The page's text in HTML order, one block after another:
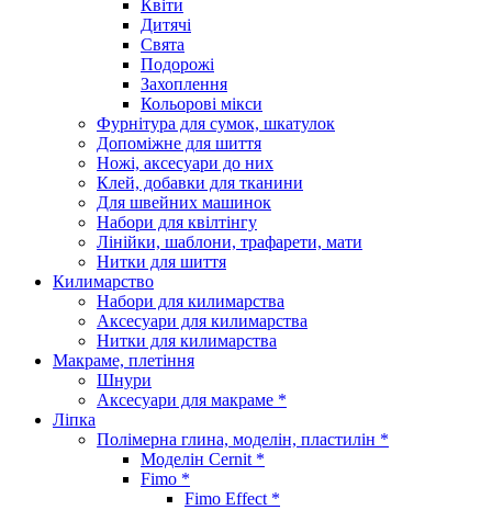
Квіти
Дитячі
Свята
Подорожі
Захоплення
Кольорові мікси
Фурнітура для сумок, шкатулок
Допоміжне для шиття
Ножі, аксесуари до них
Клей, добавки для тканини
Для швейних машинок
Набори для квілтінгу
Лінійки, шаблони, трафарети, мати
Нитки для шиття
Килимарство
Набори для килимарства
Аксесуари для килимарства
Нитки для килимарства
Макраме, плетіння
Шнури
Аксесуари для макраме *
Ліпка
Полімерна глина, моделін, пластилін *
Моделін Cernit *
Fimo *
Fimo Effect *